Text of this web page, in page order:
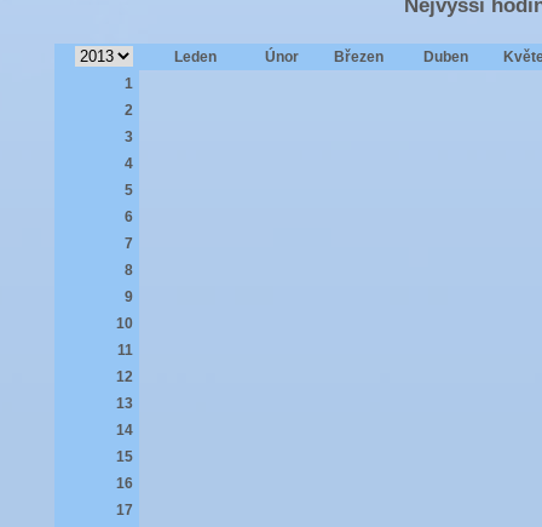
Nejvyšší
Leden Únor Březen Duben
1
2
3
4
5
6
7
8
9
10
11
12
13
14
15
16
17